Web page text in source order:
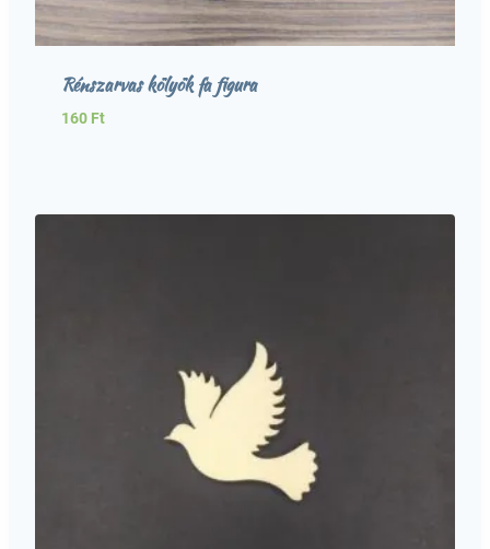
Rénszarvas kölyök fa figura
160 Ft